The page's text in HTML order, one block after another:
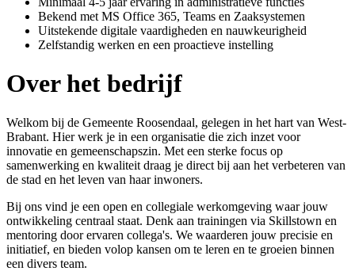
Bekend met MS Office 365, Teams en Zaaksystemen
Uitstekende digitale vaardigheden en nauwkeurigheid
Zelfstandig werken en een proactieve instelling
Over het bedrijf
Welkom bij de Gemeente Roosendaal, gelegen in het hart van West-
Brabant. Hier werk je in een organisatie die zich inzet voor
innovatie en gemeenschapszin. Met een sterke focus op
samenwerking en kwaliteit draag je direct bij aan het verbeteren van
de stad en het leven van haar inwoners.
Bij ons vind je een open en collegiale werkomgeving waar jouw
ontwikkeling centraal staat. Denk aan trainingen via Skillstown en
mentoring door ervaren collega's. We waarderen jouw precisie en
initiatief, en bieden volop kansen om te leren en te groeien binnen
een divers team.